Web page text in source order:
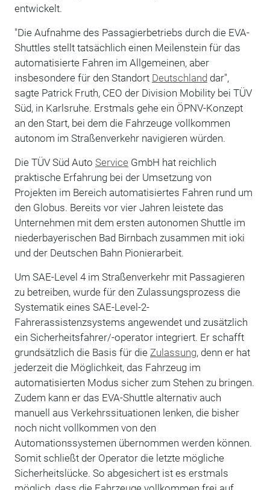
entwickelt.
"Die Aufnahme des Passagierbetriebs durch die EVA-
Shuttles stellt tatsächlich einen Meilenstein für das
automatisierte Fahren im Allgemeinen, aber
insbesondere für den Standort Deutschland dar",
sagte Patrick Fruth, CEO der Division Mobility bei TÜV
Süd, in Karlsruhe. Erstmals gehe ein ÖPNV-Konzept
an den Start, bei dem die Fahrzeuge vollkommen
autonom im Straßenverkehr navigieren würden.
Die TÜV Süd Auto Service GmbH hat reichlich
praktische Erfahrung bei der Umsetzung von
Projekten im Bereich automatisiertes Fahren rund um
den Globus. Bereits vor vier Jahren leistete das
Unternehmen mit dem ersten autonomen Shuttle im
niederbayerischen Bad Birnbach zusammen mit ioki
und der Deutschen Bahn Pionierarbeit.
Um SAE-Level 4 im Straßenverkehr mit Passagieren
zu betreiben, wurde für den Zulassungsprozess die
Systematik eines SAE-Level-2-
Fahrerassistenzsystems angewendet und zusätzlich
ein Sicherheitsfahrer/-operator integriert. Er schafft
grundsätzlich die Basis für die Zulassung, denn er hat
jederzeit die Möglichkeit, das Fahrzeug im
automatisierten Modus sicher zum Stehen zu bringen.
Zudem kann er das EVA-Shuttle alternativ auch
manuell aus Verkehrssituationen lenken, die bisher
noch nicht vollkommen von den
Automationssystemen übernommen werden können.
Somit schließt der Operator die letzte mögliche
Sicherheitslücke. So abgesichert ist es erstmals